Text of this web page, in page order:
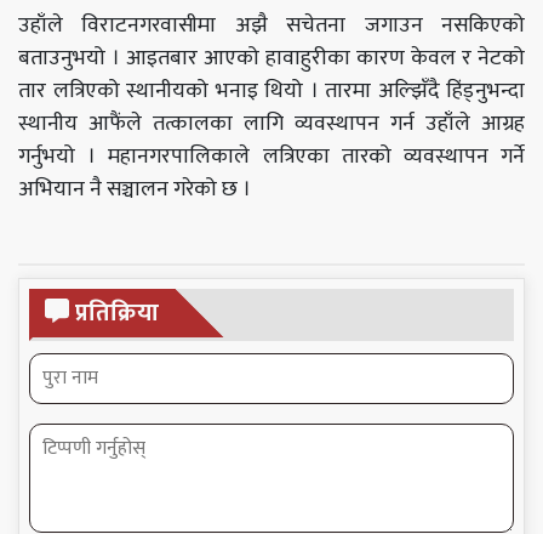
उहाँले विराटनगरवासीमा अझै सचेतना जगाउन नसकिएको
बताउनुभयो । आइतबार आएको हावाहुरीका कारण केवल र नेटको
तार लत्रिएको स्थानीयको भनाइ थियो । तारमा अल्झिँदै हिंड्नुभन्दा
स्थानीय आफैंले तत्कालका लागि व्यवस्थापन गर्न उहाँले आग्रह
गर्नुभयो । महानगरपालिकाले लत्रिएका तारको व्यवस्थापन गर्ने
अभियान नै सञ्चालन गरेको छ ।
प्रतिक्रिया